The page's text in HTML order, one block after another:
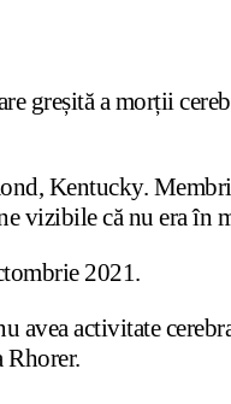
greșită a morții
Kentucky.
vizibile că nu era în
2021.
avea activitate
Rhorer.